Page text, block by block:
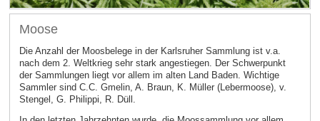
Moose
Die Anzahl der Moosbelege in der Karlsruher Sammlung ist v.a.
nach dem 2. Weltkrieg sehr stark angestiegen. Der Schwerpunkt
der Sammlungen liegt vor allem im alten Land Baden. Wichtige
Sammler sind C.C. Gmelin, A. Braun, K. Müller (Lebermoose), v.
Stengel, G. Philippi, R. Düll.